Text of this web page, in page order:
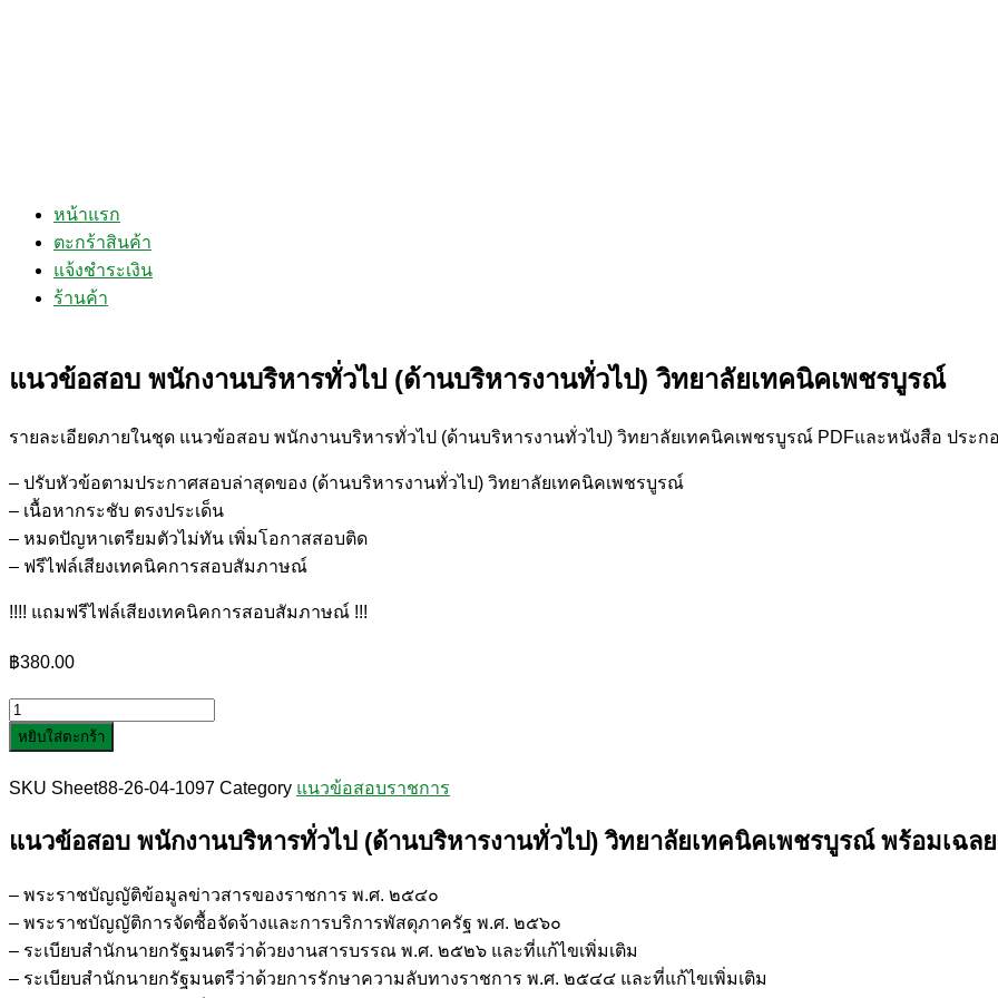
หน้าแรก
ตะกร้าสินค้า
แจ้งชำระเงิน
ร้านค้า
แนวข้อสอบ พนักงานบริหารทั่วไป (ด้านบริหารงานทั่วไป) วิทยาลัยเทคนิคเพชรบูรณ์
รายละเอียดภายในชุด แนวข้อสอบ พนักงานบริหารทั่วไป (ด้านบริหารงานทั่วไป) วิทยาลัยเทคนิคเพชรบูรณ์ PDFและหนังสือ ประก
– ปรับหัวข้อตามประกาศสอบล่าสุดของ (ด้านบริหารงานทั่วไป) วิทยาลัยเทคนิคเพชรบูรณ์
– เนื้อหากระชับ ตรงประเด็น
– หมดปัญหาเตรียมตัวไม่ทัน เพิ่มโอกาสสอบติด
– ฟรีไฟล์เสียงเทคนิคการสอบสัมภาษณ์
!!!! แถมฟรีไฟล์เสียงเทคนิคการสอบสัมภาษณ์ !!!
฿380.00
จำนวน
แนว
พนักงาน
ทั่วไป
บริหาร
งาน
ทั่วไป)
วิทยาลัย
หยิบใส่ตะกร้า
SKU Sheet88-26-04-1097 Category แนวข้อสอบราชการ
แนวข้อสอบ พนักงานบริหารทั่วไป (ด้านบริหารงานทั่วไป) วิทยาลัยเทคนิคเพชรบูรณ์ พร้อมเฉล
– พระราชบัญญัติข้อมูลข่าวสารของราชการ พ.ศ. ๒๕๔๐
– พระราชบัญญัติการจัดซื้อจัดจ้างและการบริการพัสดุภาครัฐ พ.ศ. ๒๕๖๐
– ระเบียบสำนักนายกรัฐมนตรีว่าด้วยงานสารบรรณ พ.ศ. ๒๕๒๖ และที่แก้ไขเพิ่มเติม
– ระเบียบสำนักนายกรัฐมนตรีว่าด้วยการรักษาความลับทางราชการ พ.ศ. ๒๕๔๔ และที่แก้ไขเพิ่มเติม